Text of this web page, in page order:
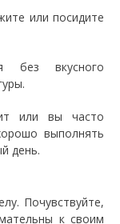
или посидите
без вкусного
или вы часто
выполнять
день.
Почувствуйте,
к своим